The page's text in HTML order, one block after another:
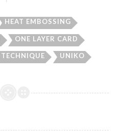
HEAT EMBOSSING
ONE LAYER CARD
TECHNIQUE UNIKO